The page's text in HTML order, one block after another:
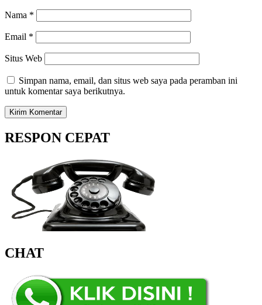
Nama *
Email *
Situs Web
Simpan nama, email, dan situs web saya pada peramban ini
untuk komentar saya berikutnya.
RESPON CEPAT
CHAT